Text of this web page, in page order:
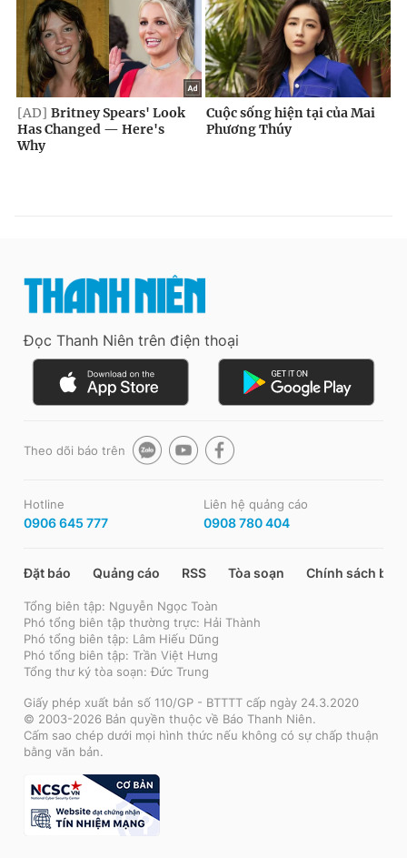
Đọc Thanh Niên trên điện thoại
Theo dõi báo trên
Hotline
0906 645 777
Liên hệ quảng cáo
0908 780 404
Đặt báo Quảng cáo RSS Tòa soạn Chính sách bảo
Tổng biên tập: Nguyễn Ngọc Toàn
Phó tổng biên tập thường trực: Hải Thành
Phó tổng biên tập: Lâm Hiếu Dũng
Phó tổng biên tập: Trần Việt Hưng
Tổng thư ký tòa soạn: Đức Trung
Giấy phép xuất bản số 110/GP - BTTTT cấp ngày 24.3.2020
© 2003-2026 Bản quyền thuộc về Báo Thanh Niên.
Cấm sao chép dưới mọi hình thức nếu không có sự chấp thuận
bằng văn bản.